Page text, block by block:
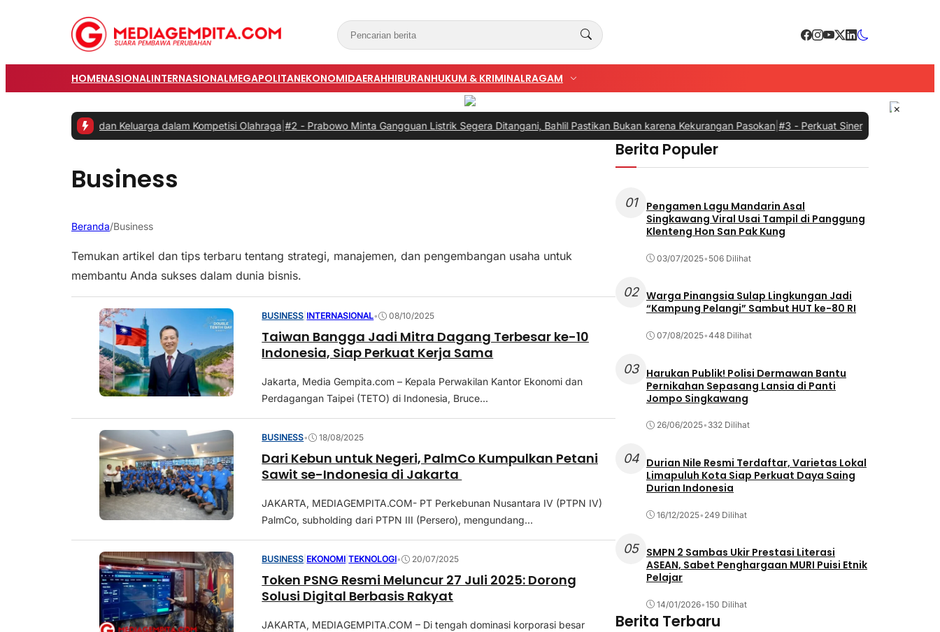
HOMENASIONALINTERNASIONALMEGAPOLITANEKONOMIDAERAHHIBURANHUKUM & KRIMINALRAGAM
Karyawan dan Keluarga dalam Kompetisi Olahraga|#2 -Prabowo Minta Gangguan Listrik Segera Ditangani, Bahlil Pastikan Bukan karena Kekurangan Pasokan|#3 -Perkuat Sinergi dengan Pemprov
Business
Beranda/Business
Temukan artikel dan tips terbaru tentang strategi, manajemen, dan pengembangan usaha untuk
membantu Anda sukses dalam dunia bisnis.
BUSINESS INTERNASIONAL• 08/10/2025
Taiwan Bangga Jadi Mitra Dagang Terbesar ke-10
Indonesia, Siap Perkuat Kerja Sama
Jakarta, Media Gempita.com – Kepala Perwakilan Kantor Ekonomi dan
Perdagangan Taipei (TETO) di Indonesia, Bruce...
BUSINESS• 18/08/2025
Dari Kebun untuk Negeri, PalmCo Kumpulkan Petani
Sawit se-Indonesia di Jakarta
JAKARTA, MEDIAGEMPITA.COM- PT Perkebunan Nusantara IV (PTPN IV)
PalmCo, subholding dari PTPN III (Persero), mengundang...
BUSINESS EKONOMI |TEKNOLOGI• 20/07/2025
Token PSNG Resmi Meluncur 27 Juli 2025: Dorong
Solusi Digital Berbasis Rakyat
JAKARTA, MEDIAGEMPITA.COM – Di tengah dominasi korporasi besar
Berita Populer
01
Pengamen Lagu Mandarin Asal
Singkawang Viral Usai Tampil di Panggung
Klenteng Hon San Pak Kung
03/07/2025• 506 Dilihat
02 Warga Pinangsia Sulap Lingkungan Jadi
“Kampung Pelangi” Sambut HUT ke-80 RI
07/08/2025•448 Dilihat
03 Harukan Publik! Polisi Dermawan Bantu
Pernikahan Sepasang Lansia di Panti
Jompo Singkawang
26/06/2025• 332 Dilihat
04 Durian Nile Resmi Terdaftar, Varietas Lokal
Limapuluh Kota Siap Perkuat Daya Saing
Durian Indonesia
16/12/2025• 249 Dilihat
05 SMPN 2 Sambas Ukir Prestasi Literasi
ASEAN, Sabet Penghargaan MURI Puisi Etnik
Pelajar
14/01/2026•150 Dilihat
Berita Terbaru
×